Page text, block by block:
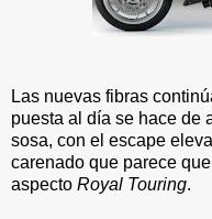
Las nuevas fibras
puesta al día se hace de
sosa, con el escape
carenado que parece
aspecto Royal Touring.